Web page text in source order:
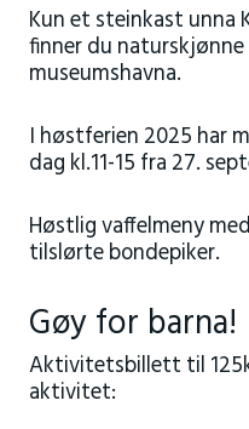
Kun et steinkast unna
finner du
museumshavna.
I høstferien 2025 har
dag kl.11-15 fra 27.
Høstlig vaffelmeny
tilslørte bondepiker.
Gøy for barna!
Aktivitetsbillett til
aktivitet: